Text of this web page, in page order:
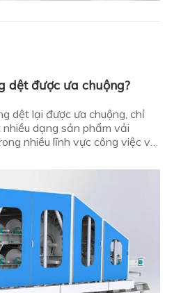
dệt được ưa chuộng?
dệt lại được ưa chuộng, chỉ
dạng sản phẩm vải
nhiều lĩnh vực công việc và
Tại sao vật liệu không dệt lại
của vật liệu không dệt là gì